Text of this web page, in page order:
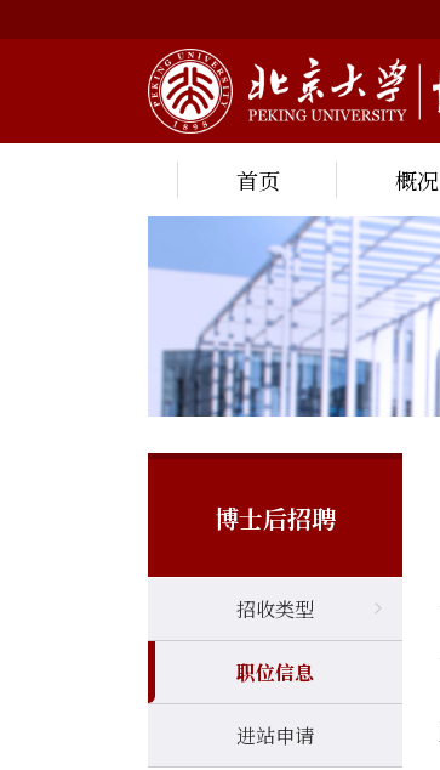
首页 概况
博士后招聘
招收类型
职位信息
进站申请